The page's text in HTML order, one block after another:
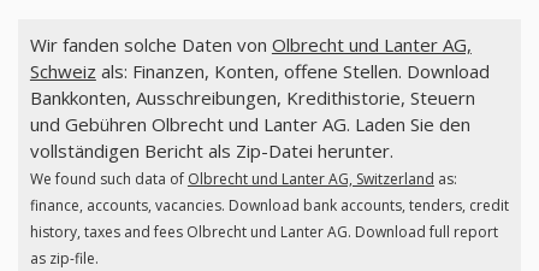
Wir fanden solche Daten von Olbrecht und Lanter AG,
Schweiz als: Finanzen, Konten, offene Stellen. Download
Bankkonten, Ausschreibungen, Kredithistorie, Steuern
und Gebühren Olbrecht und Lanter AG. Laden Sie den
vollständigen Bericht als Zip-Datei herunter.
We found such data of Olbrecht und Lanter AG, Switzerland as:
finance, accounts, vacancies. Download bank accounts, tenders, credit
history, taxes and fees Olbrecht und Lanter AG. Download full report
as zip-file.